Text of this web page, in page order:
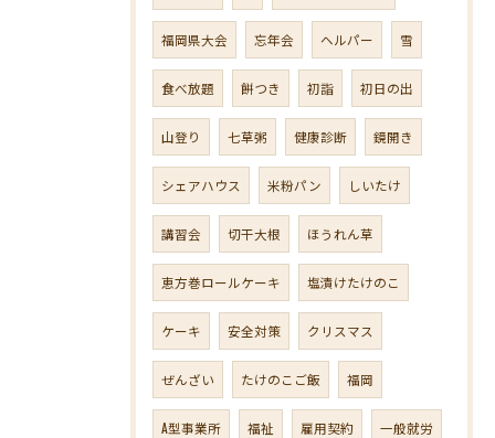
福岡県大会 忘年会 ヘルパー 雪
食べ放題 餅つき 初詣 初日の出
山登り 七草粥 健康診断 鏡開き
シェアハウス 米粉パン しいたけ
講習会 切干大根 ほうれん草
恵方巻ロールケーキ 塩漬けたけのこ
ケーキ 安全対策 クリスマス
ぜんざい たけのこご飯 福岡
A型事業所 福祉 雇用契約 一般就労